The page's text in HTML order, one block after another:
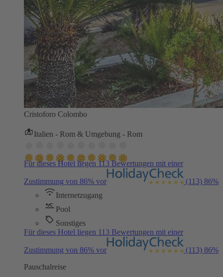
Cristoforo Colombo
Italien - Rom & Umgebung - Rom
Für dieses Hotel liegen 113 Bewertungen mit einer
Zustimmung von 86% vor (113) 86%
Internetzugang
Pool
Sonstiges
Für dieses Hotel liegen 113 Bewertungen mit einer
Zustimmung von 86% vor (113) 86%
Pauschalreise